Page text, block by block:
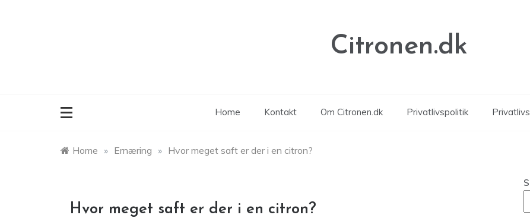
Citronen.dk
Home Kontakt Om Citronen.dk Privatlivspolitik
Home » Ernæring » Hvor meget saft er der i en citron?
Hvor meget saft er der i en citron?